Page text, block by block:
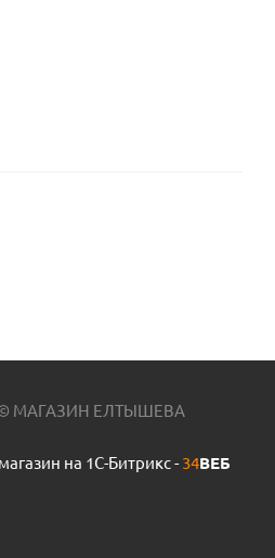
пр.Россия
© МАГАЗИН ЕЛТЫШЕВА
на 1С-Битрикс - 34ВЕБ